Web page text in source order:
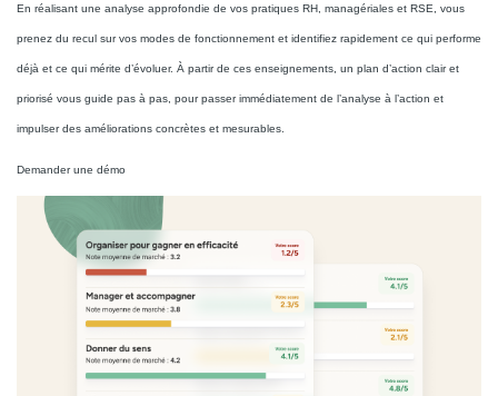
En réalisant une analyse approfondie de vos pratiques RH, managériales et RSE, vous
prenez du recul sur vos modes de fonctionnement et identifiez rapidement ce qui performe
déjà et ce qui mérite d’évoluer. À partir de ces enseignements, un plan d’action clair et
priorisé vous guide pas à pas, pour passer immédiatement de l’analyse à l’action et
impulser des améliorations concrètes et mesurables.
Demander une démo